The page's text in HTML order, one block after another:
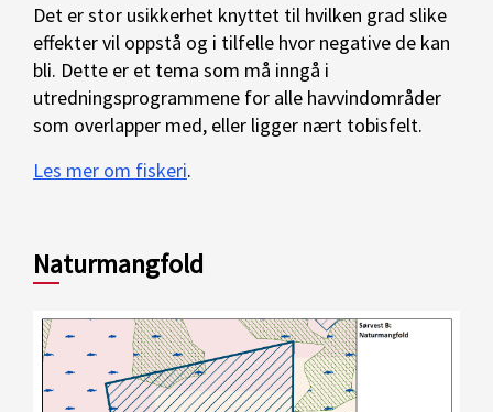
Det er stor usikkerhet knyttet til hvilken grad slike
effekter vil oppstå og i tilfelle hvor negative de kan
bli. Dette er et tema som må inngå i
utredningsprogrammene for alle havvindområder
som overlapper med, eller ligger nært tobisfelt.
Les mer om fiskeri.
Naturmangfold